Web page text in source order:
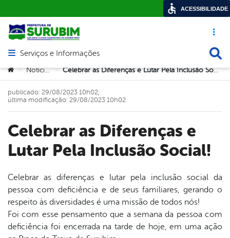
Acesso
Abrir menu principal de navegação
Serviços e Informações
Você está aqui:
> Notícias > Celebrar as Diferenças e Lutar Pela Inclusão Social!
Celebrar as Diferenças e
Lutar Pela Inclusão Social!
publicado: 29/08/2023 10h02,
última modificação: 29/08/2023 10h02
Celebrar as diferenças e lutar pela inclusão social da
pessoa com deficiência e de seus familiares, gerando o
respeito às diversidades é uma missão de todos nós!
Foi com esse pensamento que a semana da pessoa com
deficiência foi encerrada na tarde de hoje, em uma ação
ACESSIBILIDADE